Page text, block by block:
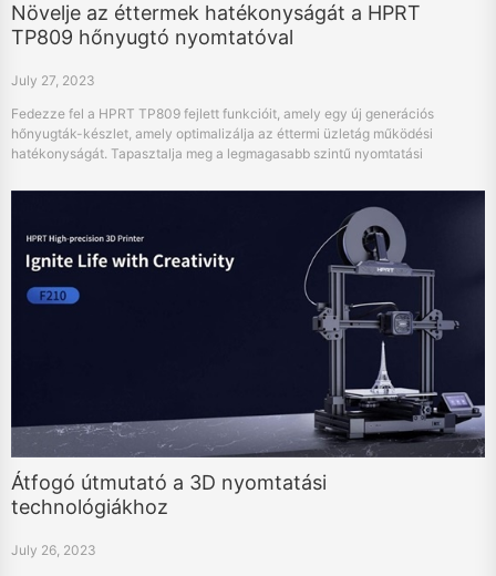
Növelje az éttermek hatékonyságát a HPRT
TP809 hőnyugtó nyomtatóval
July 27, 2023
Fedezze fel a HPRT TP809 fejlett funkcióit, amely egy új generációs
hőnyugták-készlet, amely optimalizálja az éttermi üzletág működési
hatékonyságát. Tapasztalja meg a legmagasabb szintű nyomtatási
érdekében.
Átfogó útmutató a 3D nyomtatási
technológiákhoz
July 26, 2023